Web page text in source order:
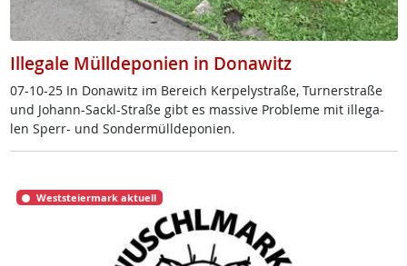
Illegale Mülldeponien in Donawitz
07-10-25 In Do­na­witz im Be­reich Ker­pe­ly­stra­ße, Tur­ner­stra­ße
und Jo­hann-Sackl-Stra­ße gibt es mas­si­ve Pro­b­le­me mit il­le­ga­
len Sperr- und Son­der­müll­de­po­ni­en.
Weststeiermark aktuell